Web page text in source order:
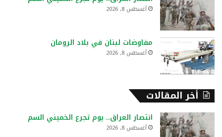
أغسطس 8, 2026
مفاوضات لبنان في بلاد الرومان
أغسطس 8, 2026
أخر المقالات
انتصار العراق.. يوم تجرع الخميني السم
أغسطس 8, 2026